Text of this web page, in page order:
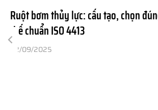
Ruột bơm thủy lực: cấu tạo, chọn
thế chuẩn ISO 4413
22/09/2025